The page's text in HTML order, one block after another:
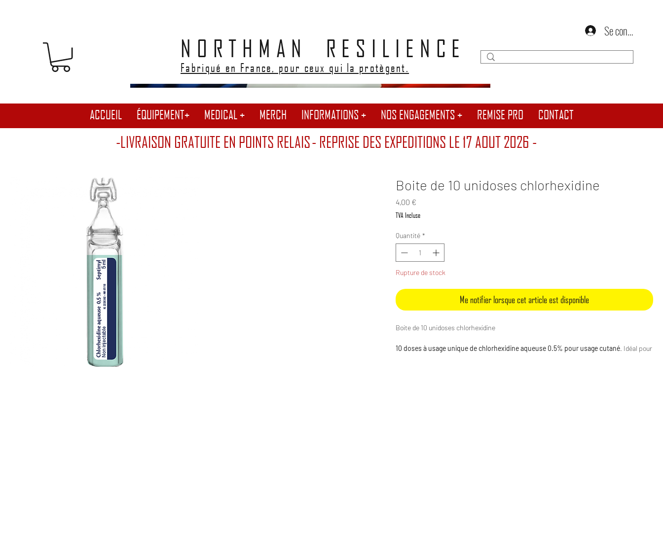
Se connecter
NORTHMAN RESILIENCE
Fabriqué en France, pour ceux qui la protègent.
ACCUEIL ÉQUIPEMENT+ MEDICAL + MERCH INFORMATIONS + NOS ENGAGEMENTS + REMISE PRO CONTACT
-LIVRAISON GRATUITE EN POINTS RELAIS- REPRISE DES EXPEDITIONS LE 17 AOUT 2026 -
​​​​​​​Boite de 10 unidoses chlorhexidine
4,00 €
TVA Incluse
Quantité *
Rupture de stock
Me notifier lorsque cet article est disponible
Boite de 10 unidoses chlorhexidine​​​​​​​
10 doses à usage unique de chlorhexidine aqueuse 0.5% pour usage cutané. Idéal pour